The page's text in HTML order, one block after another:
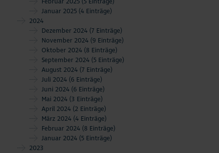
Januar 2025 (4 Einträge)
2024
Dezember 2024 (7 Einträge)
November 2024 (9 Einträge)
Oktober 2024 (8 Einträge)
September 2024 (5 Einträge)
August 2024 (7 Einträge)
Juli 2024 (6 Einträge)
Juni 2024 (6 Einträge)
Mai 2024 (3 Einträge)
April 2024 (2 Einträge)
März 2024 (4 Einträge)
Februar 2024 (8 Einträge)
Januar 2024 (5 Einträge)
2023